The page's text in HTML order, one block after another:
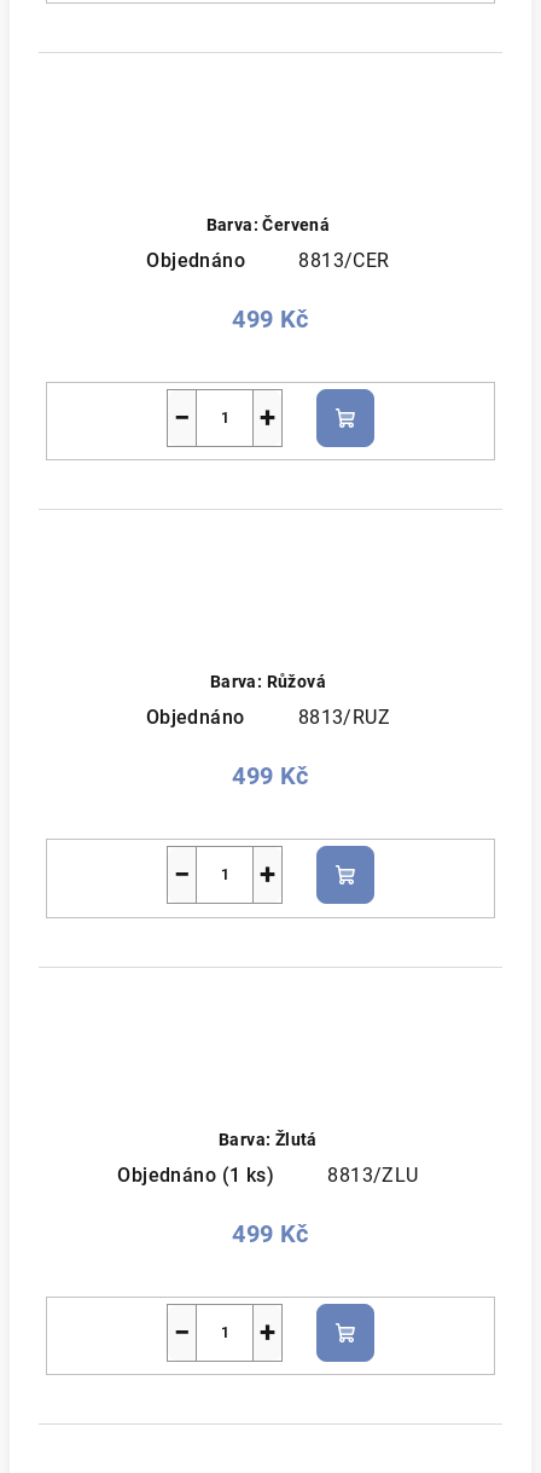
Barva: Červená
Objednáno 8813/CER
499 Kč
+
−
Do
košíku
Barva: Růžová
Objednáno 8813/RUZ
499 Kč
+
−
Do
košíku
Barva: Žlutá
Objednáno (1 ks) 8813/ZLU
499 Kč
+
−
Do
košíku